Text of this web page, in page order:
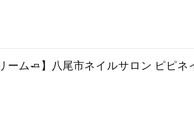
ーム🧈】八尾市ネイルサロン ピピネ